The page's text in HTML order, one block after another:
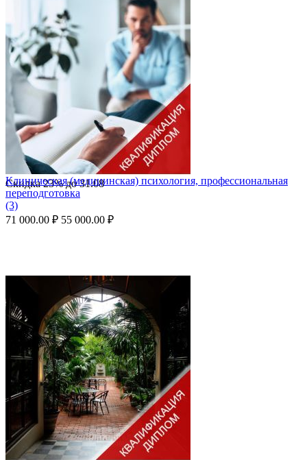
Скидка23%до31.08
Клиническая (медицинская) психология, профессиональная
переподготовка
(3)
71 000.00 ₽ 55 000.00 ₽